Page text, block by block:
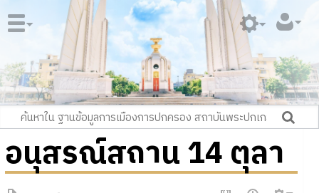
อนุสรณ์สถาน 14 ตุลา